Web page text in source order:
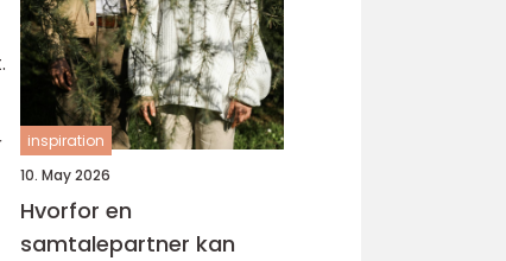
inspiration
10. May 2026
Hvorfor en
samtalepartner kan